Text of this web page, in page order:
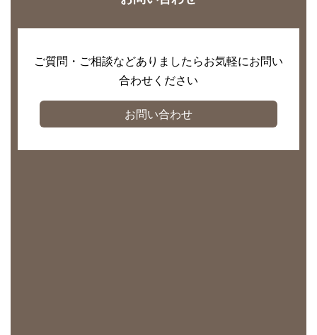
ご質問・ご相談などありましたらお気軽にお問い
合わせください
お問い合わせ